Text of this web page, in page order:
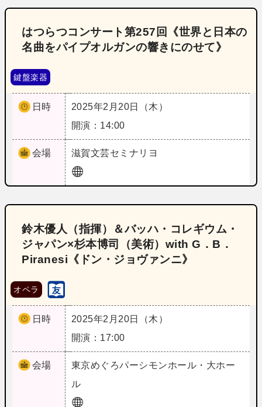
はつらつコンサート第257回《世界と日本の
名曲をパイプオルガンの響きにのせて》
鍵盤楽器
日時
2025年2月20日（木）
開演：14:00
会場 滋賀文芸セミナリヨ
鈴木優人（指揮）＆バッハ・コレギウム・
ジャパン×杉本博司（美術）with G．B．
Piranesi《ドン・ジョヴァンニ》
オペラ
日時
2025年2月20日（木）
開演：17:00
会場 東京めぐろパーシモンホール・大ホー
ル